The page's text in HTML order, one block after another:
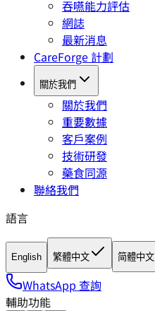
吞嚥能力評估
網誌
最新消息
CareForge 計劃
關於我們
關於我們
重要數據
客戶案例
技術研發
藥食同源
聯絡我們
語言
English 繁體中文 简體中文
WhatsApp 查詢
輔助功能